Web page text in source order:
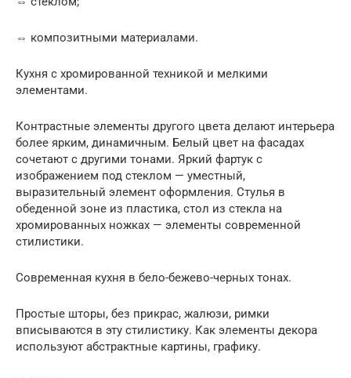
⇔ композитными материалами.
Кухня с хромированной техникой и мелкими
элементами.
Контрастные элементы другого цвета делают интерьера
более ярким, динамичным. Белый цвет на фасадах
сочетают с другими тонами. Яркий фартук с
изображением под стеклом — уместный,
выразительный элемент оформления. Стулья в
обеденной зоне из пластика, стол из стекла на
хромированных ножках — элементы современной
стилистики.
Современная кухня в бело-бежево-черных тонах.
Простые шторы, без прикрас, жалюзи, римки
вписываются в эту стилистику. Как элементы декора
используют абстрактные картины, графику.